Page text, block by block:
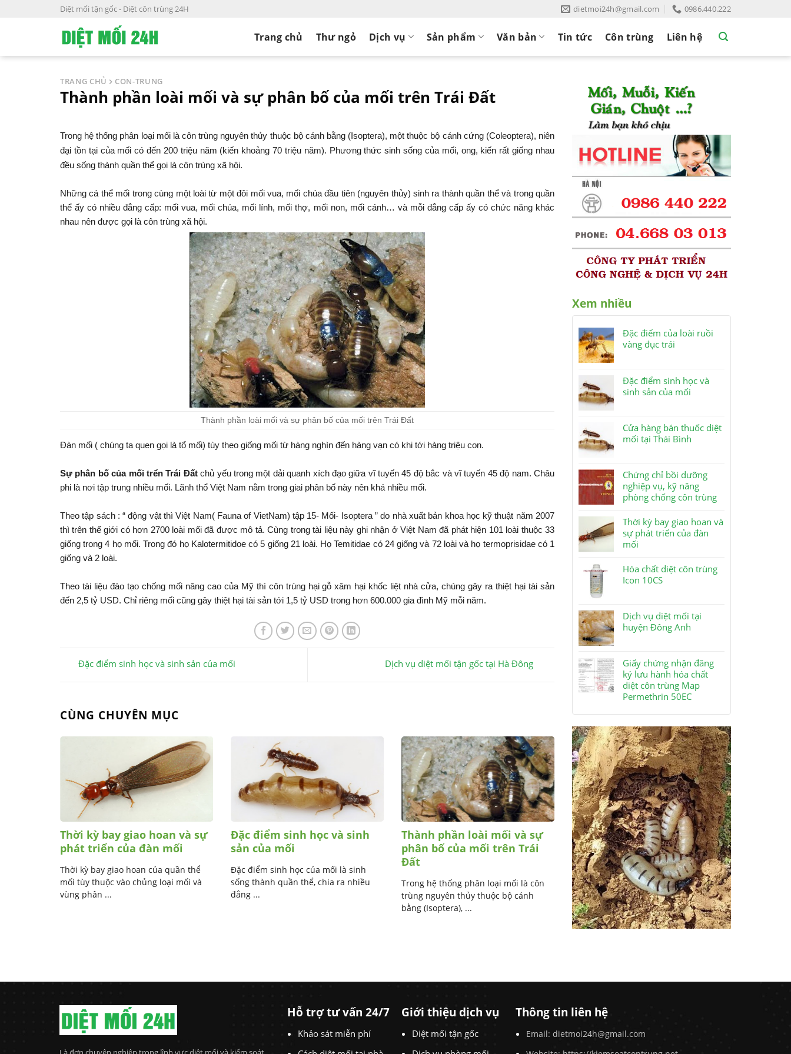
Diệt mối tận gốc - Diệt côn trùng 24H dietmoi24h@gmail.com 0986.440.222
Trang chủ Thư ngỏ Dịch vụ Sản phẩm Văn bản Tin tức Côn trùng Liên hệ
TRANG CHỦ CON-TRUNG
Thành phần loài mối và sự phân bố của mối trên Trái Đất
Trong hệ thống phân loại mối là côn trùng nguyên thủy thuộc bộ cánh bằng (Isoptera), một thuộc bộ cánh cứng (Coleoptera), niên
đại tồn tại của mối có đến 200 triệu năm (kiến khoảng 70 triệu năm). Phương thức sinh sống của mối, ong, kiến rất giống nhau
đều sống thành quần thể gọi là côn trùng xã hội.
Những cá thể mối trong cùng một loài từ một đôi mối vua, mối chúa đầu tiên (nguyên thủy) sinh ra thành quần thể và trong quần
thể ấy có nhiều đẳng cấp: mối vua, mối chúa, mối lính, mối thợ, mối non, mối cánh… và mỗi đẳng cấp ấy có chức năng khác
nhau nên được gọi là côn trùng xã hội.
Thành phần loài mối và sự phân bố của mối trên Trái Đất
Đàn mối ( chúng ta quen gọi là tổ mối) tùy theo giống mối từ hàng nghìn đến hàng vạn có khi tới hàng triệu con.
Sự phân bố của mối trển Trái Đấtchủ yếu trong một dải quanh xích đạo giữa vĩ tuyến 45 độ bắc và vĩ tuyến 45 độ nam. Châu
phi là nơi tập trung nhiều mối. Lãnh thổ Việt Nam nằm trong giai phân bố này nên khá nhiều mối.
Theo tập sách : “ động vật thì Việt Nam( Fauna of VietNam) tập 15- Mối- Isoptera ” do nhà xuất bản khoa học kỹ thuật năm 2007
thì trên thế giới có hơn 2700 loài mối đã được mô tả. Cùng trong tài liệu này ghi nhận ở Việt Nam đã phát hiện 101 loài thuộc 33
giống trong 4 họ mối. Trong đó họ Kalotermitidoe có 5 giống 21 loài. Họ Temitidae có 24 giống và 72 loài và họ termoprisidae có 1
giống và 2 loài.
Theo tài liệu đào tạo chống mối nâng cao của Mỹ thì côn trùng hại gỗ xâm hại khốc liệt nhà cửa, chúng gây ra thiệt hại tài sản
đến 2,5 tỷ USD. Chỉ riêng mối cũng gây thiệt hại tài sản tới 1,5 tỷ USD trong hơn 600.000 gia đình Mỹ mỗi năm.
Đặc điểm sinh học và sinh sản của mối Dịch vụ diệt mối tận gốc tại Hà Đông
CÙNG CHUYÊN MỤC
Thời kỳ bay giao hoan và sự
phát triển của đàn mối
Thời kỳ bay giao hoan của quần thể
mối tùy thuộc vào chủng loại mối và
vùng phân ...
Đặc điểm sinh học và sinh
sản của mối
Đặc điểm sinh học của mối là sinh
sống thành quần thể, chia ra nhiều
đẳng ...
Thành phần loài mối và sự
phân bố của mối trên Trái
Đất
Trong hệ thống phân loại mối là côn
trùng nguyên thủy thuộc bộ cánh
bằng (Isoptera), ...
Đặc tính sinh học và sinh
sản của loài chuột mái nhà
Chuột mái nhà này còn có cái tên như
chuột đen, chuột tàu bè, chuột bụng
xám, chuột Alexandrine, ...
Xem nhiều
Đặc điểm của loài ruồi
vàng đục trái
Đặc điểm sinh học và
sinh sản của mối
Cửa hàng bán thuốc diệt
mối tại Thái Bình
Chứng chỉ bồi dưỡng
nghiệp vụ, kỹ năng
phòng chống côn trùng
Thời kỳ bay giao hoan và
sự phát triển của đàn
mối
Hóa chất diệt côn trùng
Icon 10CS
Dịch vụ diệt mối tại
huyện Đông Anh
Giấy chứng nhận đăng
ký lưu hành hóa chất
diệt côn trùng Map
Permethrin 50EC
Hỗ trợ tư vấn 24/7
Khảo sát miễn phí
Giới thiệu dịch vụ
Diệt mối tận gốc
Thông tin liên hệ
Email: dietmoi24h@gmail.com